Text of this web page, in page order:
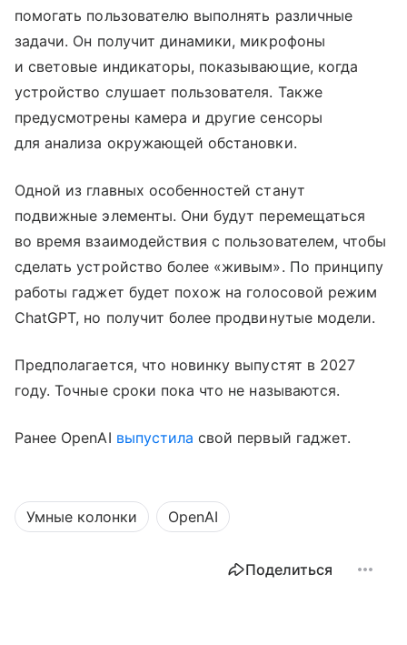
помогать пользователю выполнять различные
задачи. Он получит динамики, микрофоны
и световые индикаторы, показывающие, когда
устройство слушает пользователя. Также
предусмотрены камера и другие сенсоры
для анализа окружающей обстановки.
Одной из главных особенностей станут
подвижные элементы. Они будут перемещаться
во время взаимодействия с пользователем, чтобы
сделать устройство более «живым». По принципу
работы гаджет будет похож на голосовой режим
ChatGPT, но получит более продвинутые модели.
Предполагается, что новинку выпустят в 2027
году. Точные сроки пока что не называются.
Ранее OpenAI выпустила свой первый гаджет.
Умные колонки OpenAI
Поделиться